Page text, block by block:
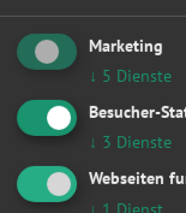
Turbolader
Wasserpumpe
Zahnriemen /
Zylinderkopf
Orte
Marketing
↓ 5 Dienste
Besucher-
↓ 3 Dienste
Webseiten